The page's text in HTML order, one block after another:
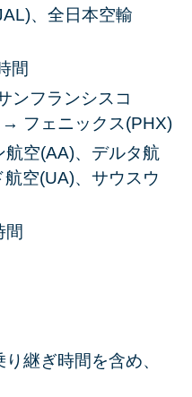
、全日本空輸
間
ンフランシスコ
フェニックス(PHX)
空(AA)、デルタ航
空(UA)、サウスウ
間
り継ぎ時間を含め、